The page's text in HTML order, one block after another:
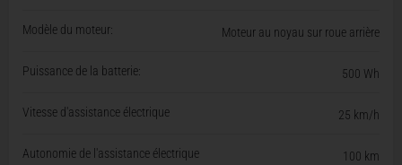
Modèle du moteur: Moteur au noyau sur roue arrière
Puissance de la batterie: 500 Wh
Vitesse d'assistance électrique 25 km/h
Autonomie de l'assistance électrique 100 km